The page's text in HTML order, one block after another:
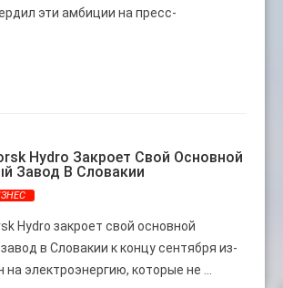
эти амбиции на пресс-
Hydro Закроет Свой Основной
Завод В Словакии
Hydro закроет свой основной
в Словакии к концу сентября из-
на электроэнергию, которые не ...